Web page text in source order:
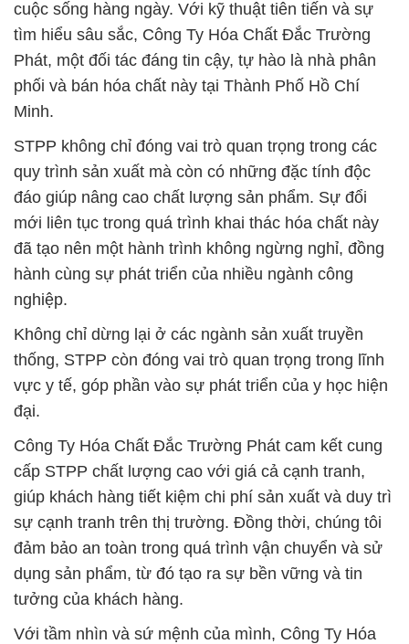
cuộc sống hàng ngày. Với kỹ thuật tiên tiến và sự
tìm hiểu sâu sắc, Công Ty Hóa Chất Đắc Trường
Phát, một đối tác đáng tin cậy, tự hào là nhà phân
phối và bán hóa chất này tại Thành Phố Hồ Chí
Minh.
STPP không chỉ đóng vai trò quan trọng trong các
quy trình sản xuất mà còn có những đặc tính độc
đáo giúp nâng cao chất lượng sản phẩm. Sự đổi
mới liên tục trong quá trình khai thác hóa chất này
đã tạo nên một hành trình không ngừng nghỉ, đồng
hành cùng sự phát triển của nhiều ngành công
nghiệp.
Không chỉ dừng lại ở các ngành sản xuất truyền
thống, STPP còn đóng vai trò quan trọng trong lĩnh
vực y tế, góp phần vào sự phát triển của y học hiện
đại.
Công Ty Hóa Chất Đắc Trường Phát cam kết cung
cấp STPP chất lượng cao với giá cả cạnh tranh,
giúp khách hàng tiết kiệm chi phí sản xuất và duy trì
sự cạnh tranh trên thị trường. Đồng thời, chúng tôi
đảm bảo an toàn trong quá trình vận chuyển và sử
dụng sản phẩm, từ đó tạo ra sự bền vững và tin
tưởng của khách hàng.
Với tầm nhìn và sứ mệnh của mình, Công Ty Hóa